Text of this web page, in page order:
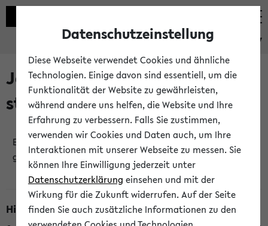
eKVV
Jetzt und in Kürze
stattfindende Veranstaltungen
Es wurden keine jetzt stattfindenden Veranstaltungen
gefunden!
Hinweise zur Liste
Datenschutzeinstellung
Diese Webseite verwendet Cookies und ähnliche
Technologien. Einige davon sind essentiell, um die
Funktionalität der Website zu gewährleisten,
während andere uns helfen, die Website und Ihre
Erfahrung zu verbessern. Falls Sie zustimmen,
verwenden wir Cookies und Daten auch, um Ihre
Interaktionen mit unserer Webseite zu messen. Sie
können Ihre Einwilligung jederzeit unter
Datenschutzerklärung einsehen und mit der
Wirkung für die Zukunft widerrufen. Auf der Seite
finden Sie auch zusätzliche Informationen zu den